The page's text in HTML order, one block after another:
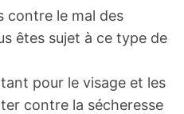
contre le mal des
êtes sujet à ce type de
pour le visage et les
contre la sécheresse